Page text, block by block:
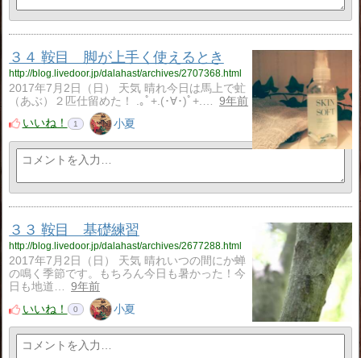
３４ 鞍目 脚が上手く使えるとき
http://blog.livedoor.jp/dalahast/archives/2707368.html
2017年7月2日（日） 天気 晴れ今日は馬上で虻
（あぶ）２匹仕留めた！ .｡ﾟ+.(･∀･)ﾟ+.…
9年前
いいね！
1 小夏
３３ 鞍目 基礎練習
http://blog.livedoor.jp/dalahast/archives/2677288.html
2017年7月2日（日） 天気 晴れいつの間にか蝉
の鳴く季節です。もちろん今日も暑かった！今
日も地道…
9年前
いいね！
0 小夏